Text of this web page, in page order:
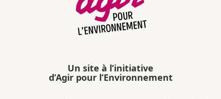
Un site à l’initiative
d’Agir pour l’Environnement